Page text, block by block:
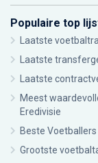
Populaire top
Laatste
Laatste
Laatste
Meest
Eredivisie
Beste
Grootste